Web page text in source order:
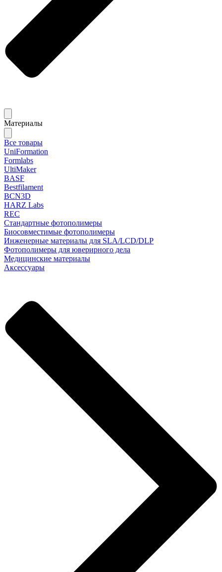
Материалы
Все товары
UniFormation
Formlabs
UltiMaker
BASF
Bestfilament
BCN3D
HARZ Labs
REC
Стандартные фотополимеры
Биосовместимые фотополимеры
Инженерные материалы для SLA/LCD/DLP
Фотополимеры для юверирного дела
Медицинские материалы
Аксессуары